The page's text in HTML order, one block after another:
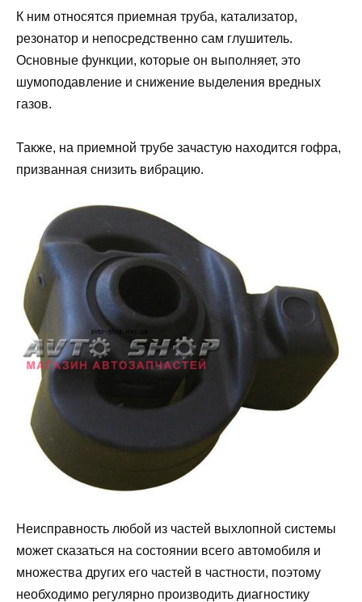
К ним относятся приемная труба, катализатор,
резонатор и непосредственно сам глушитель.
Основные функции, которые он выполняет, это
шумоподавление и снижение выделения вредных
газов.
Также, на приемной трубе зачастую находится гофра,
призванная снизить вибрацию.
Неисправность любой из частей выхлопной системы
может сказаться на состоянии всего автомобиля и
множества других его частей в частности, поэтому
необходимо регулярно производить диагностику